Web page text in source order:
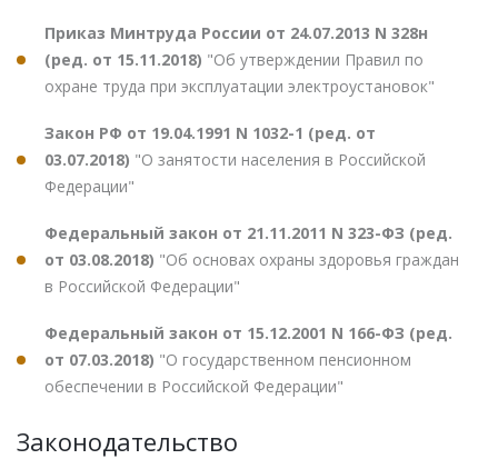
Приказ Минтруда России от 24.07.2013 N 328н
(ред. от 15.11.2018) "Об утверждении Правил по
охране труда при эксплуатации электроустановок"
Закон РФ от 19.04.1991 N 1032-1 (ред. от
03.07.2018) "О занятости населения в Российской
Федерации"
Федеральный закон от 21.11.2011 N 323-ФЗ (ред.
от 03.08.2018) "Об основах охраны здоровья граждан
в Российской Федерации"
Федеральный закон от 15.12.2001 N 166-ФЗ (ред.
от 07.03.2018) "О государственном пенсионном
обеспечении в Российской Федерации"
Законодательство